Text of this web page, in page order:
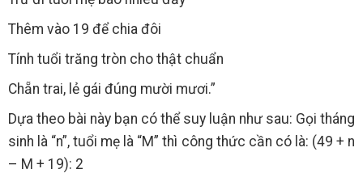
Thêm vào 19 để chia đôi
Tính tuổi trăng tròn cho thật chuẩn
Chẵn trai, lẻ gái đúng mười mươi.”
Dựa theo bài này bạn có thể suy luận như sau: Gọi tháng
sinh là “n”, tuổi mẹ là “M” thì công thức cần có là: (49 + n
– M + 19): 2